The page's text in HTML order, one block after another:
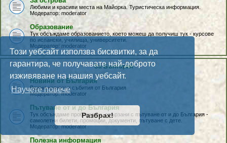
Този уебсайт използва бисквитки, за да
гарантира, че получавате най-доброто
изживяване на нашия уебсайт.
Научете повече
Разбрах!
Любими и красиви места на Майорка. Туристическа информация.
Модератор: moderator
Образование
Тук обсъждаме образованието, което можеш да получиш тук - курсове
по испански, училища, университети.
Модератор: moderator
За България
Новини от България
Важни новини и събития от България
Модератор: moderator
Пътуване от и до България
Тук обсъждаме проблемите, свързани с пътуване от и до България -
самолетни билети, промоции, документи, пътуване с дете.
Модератор: moderator
Полезна информация